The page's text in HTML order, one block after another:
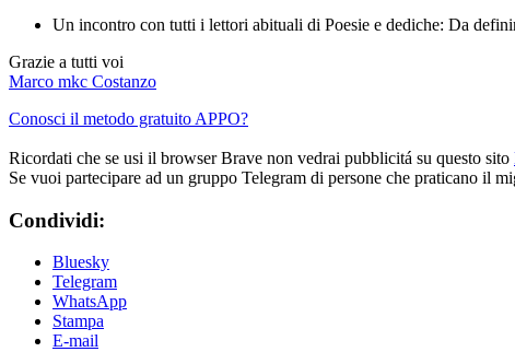
Un incontro con tutti i lettori abituali di Poesie e dediche: Da
Grazie a tutti voi
Marco mkc Costanzo
Conosci il metodo gratuito APPO?
Ricordati che se usi il browser Brave non vedrai pubblicitá su questo sito
Se vuoi partecipare ad un gruppo Telegram di persone che praticano il
Condividi:
Bluesky
Telegram
WhatsApp
Stampa
E-mail